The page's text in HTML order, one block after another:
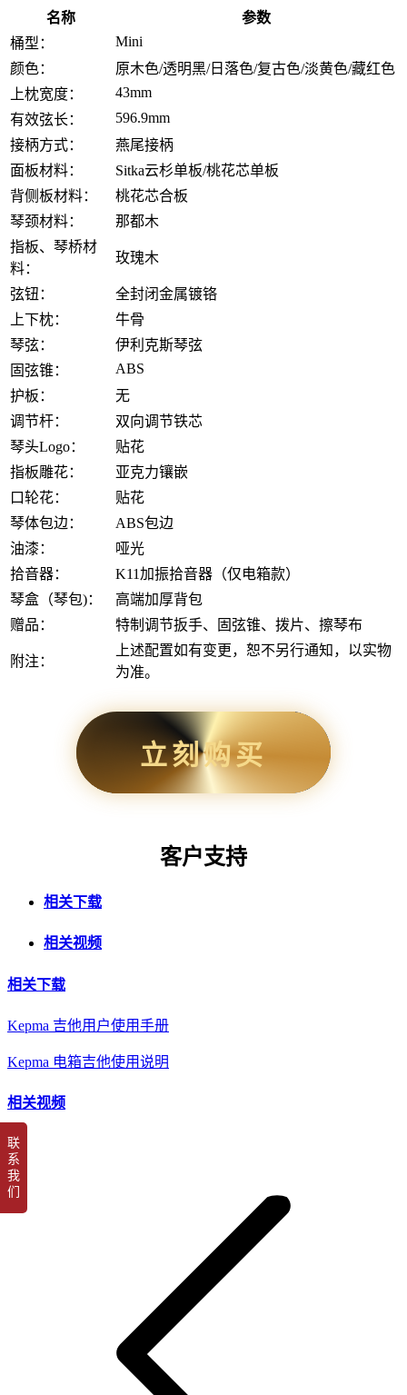
名称
参数
桶型：
Mini
颜色：
原木色/透明黑/日落色/复古色/淡黄色/藏红色
上枕宽度：
43mm
有效弦长：
596.9mm
接柄方式：
燕尾接柄
面板材料：
Sitka云杉单板/桃花芯单板
背侧板材料：
桃花芯合板
琴颈材料：
那都木
指板、琴桥材
料：
玫瑰木
弦钮：
全封闭金属镀铬
上下枕：
牛骨
琴弦：
伊利克斯琴弦
固弦锥：
ABS
护板：
无
调节杆：
双向调节铁芯
琴头Logo：
贴花
指板雕花：
亚克力镶嵌
口轮花：
贴花
琴体包边：
ABS包边
油漆：
哑光
拾音器：
K11加振拾音器（仅电箱款）
琴盒（琴包)：
高端加厚背包
赠品：
特制调节扳手、固弦锥、拨片、擦琴布
附注：
上述配置如有变更，恕不另行通知，以实物
为准。
立刻购买
客户支持
相关下载
相关视频
相关下载
Kepma 吉他用户使用手册
Kepma 电箱吉他使用说明
相关视频
项
目
联
系
我
们